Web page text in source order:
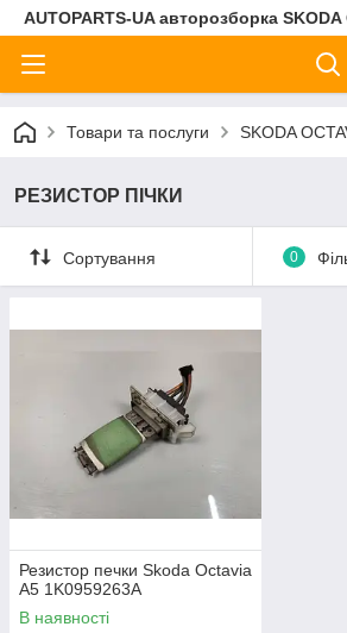
AUTOPARTS-UA авторозборка SKODA
Товари та послуги SKODA
РЕЗИСТОР ПІЧКИ
Сортування 0
Резистор печки Skoda Octavia
A5 1K0959263A
В наявності